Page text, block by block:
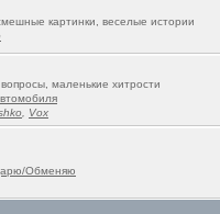
картинки, веселые истории
маленькие хитрости
Vox
Обменяю